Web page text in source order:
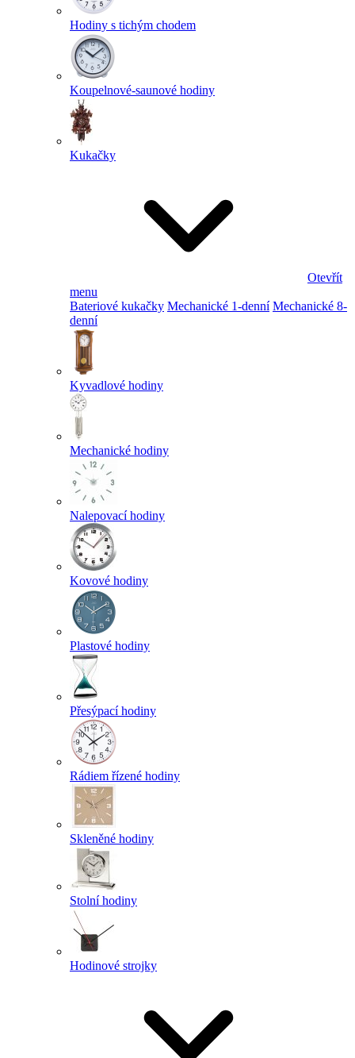
Hodiny s tichým chodem
Koupelnové-saunové hodiny
Kukačky
Otevřít
menu
Bateriové kukačky Mechanické 1-denní Mechanické 8-
denní
Kyvadlové hodiny
Mechanické hodiny
Nalepovací hodiny
Kovové hodiny
Plastové hodiny
Přesýpací hodiny
Rádiem řízené hodiny
Skleněné hodiny
Stolní hodiny
Hodinové strojky